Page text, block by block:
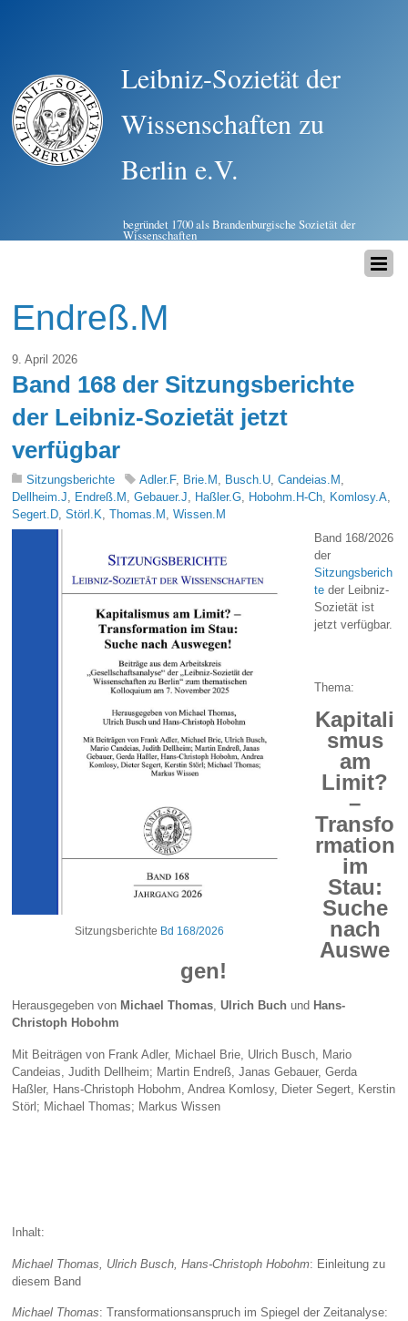
Leibniz-Sozietät der
Wissenschaften zu
Berlin e.V.
begründet 1700 als Brandenburgische Sozietät der
Wissenschaften
Endreß.M
9. April 2026
Band 168 der Sitzungsberichte
der Leibniz-Sozietät jetzt
verfügbar
Sitzungsberichte Adler.F, Brie.M , Busch.U,Candeias.M ,
Dellheim.J, Endreß.M ,Gebauer.J, Haßler.G, Hobohm.H-Ch, Komlosy.A,
Segert.D,Störl.K,Thomas.M ,Wissen.M
Sitzungsberichte Bd 168/2026
Band 168/2026
der
Sitzungsberich
te der Leibniz-
Sozietät ist
jetzt verfügbar.
Thema:
Kapitali
smus
am
Limit?
–
Transfo
rmation
im
Stau:
Suche
nach
Auswe
gen!
Herausgegeben von Michael Thomas,Ulrich Buch und Hans-
Christoph Hobohm
Mit Beiträgen von Frank Adler, Michael Brie, Ulrich Busch, Mario
Candeias, Judith Dellheim; Martin Endreß, Janas Gebauer, Gerda
Haßler, Hans-Christoph Hobohm, Andrea Komlosy, Dieter Segert, Kerstin
Störl; Michael Thomas; Markus Wissen
Inhalt:
Michael Thomas, Ulrich Busch, Hans-Christoph Hobohm: Einleitung zu
diesem Band
Michael Thomas: Transformationsanspruch im Spiegel der Zeitanalyse: